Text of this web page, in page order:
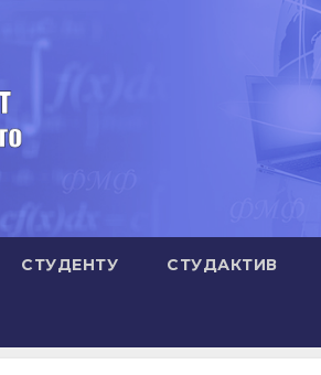
СТУДЕНТУ СТУДАКТИВ